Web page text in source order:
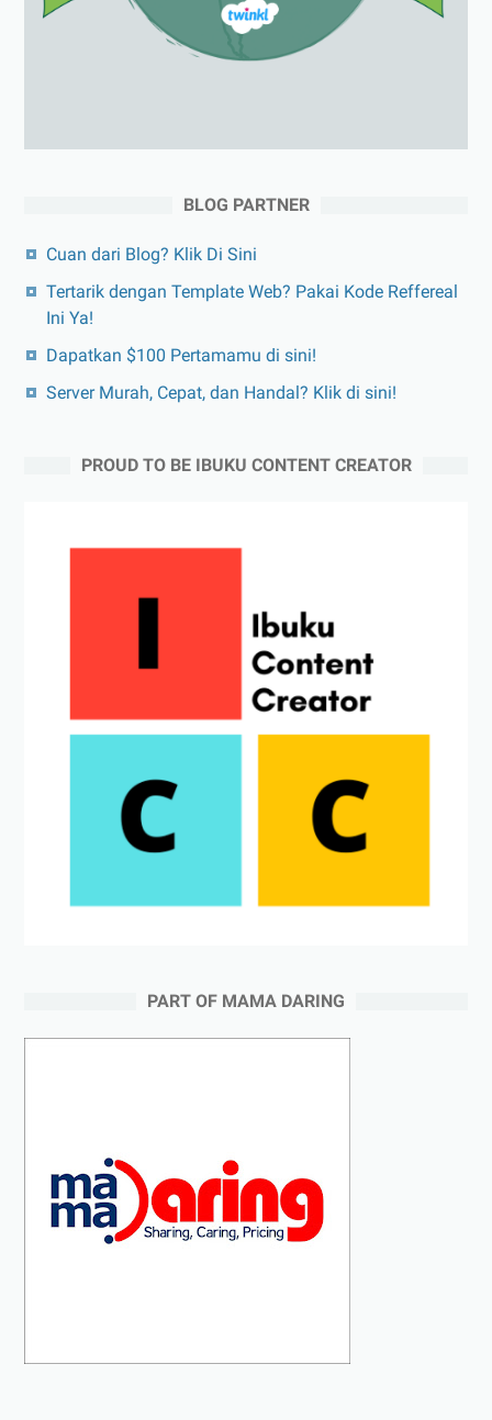
BLOG PARTNER
Cuan dari Blog? Klik Di Sini
Tertarik dengan Template Web? Pakai Kode Reffereal
Ini Ya!
Dapatkan $100 Pertamamu di sini!
Server Murah, Cepat, dan Handal? Klik di sini!
PROUD TO BE IBUKU CONTENT CREATOR
PART OF MAMA DARING